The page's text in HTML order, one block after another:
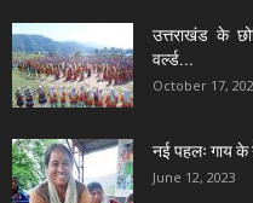
उत्तराखंड के
वर्ल्ड...
October 17,
नई पहलः गाय के
June 12, 2023